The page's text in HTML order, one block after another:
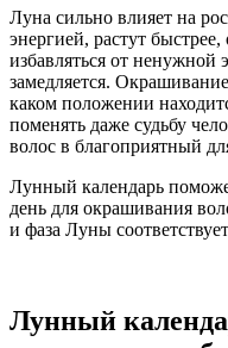
Луна сильно влияет на
энергией, растут
избавляться от ненужной
замедляется.
каком положении
поменять даже судьбу
волос в благоприятный
Лунный календарь
день для окрашивания
и фаза Луны
Лунный